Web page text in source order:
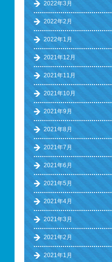
2022年3月
2022年2月
2022年1月
2021年12月
2021年11月
2021年10月
2021年9月
2021年8月
2021年7月
2021年6月
2021年5月
2021年4月
2021年3月
2021年2月
2021年1月